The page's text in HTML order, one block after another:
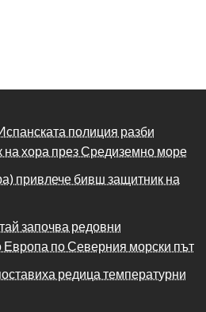
полиция разби
на хора през Средиземно море
привлече бивш защитник на
започва редовни
Европа по Северния морски път
редица температурни